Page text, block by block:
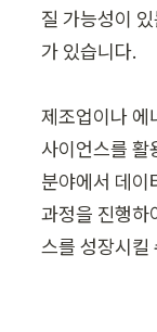
질 가능성이
가 있습니다.
제조업이나 에
사이언스를 활
분야에서 데이
과정을 진행하
스를 성장시킬